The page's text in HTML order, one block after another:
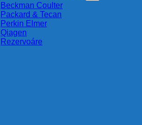
Beckman Coulter
Packard & Tecan
Perkin Elmer
Qiagen
Rezervoáre